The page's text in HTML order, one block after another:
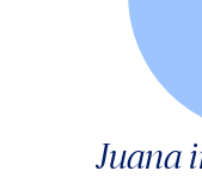
Juana